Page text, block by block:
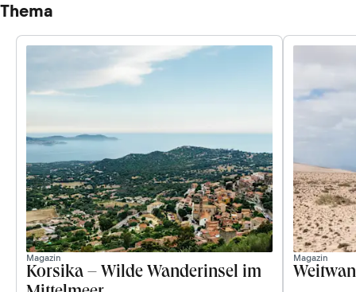
Thema
Magazin
Korsika – Wilde Wanderinsel im
Magazin